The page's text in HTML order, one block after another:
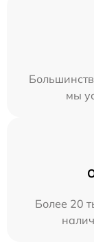
мы
Более 20